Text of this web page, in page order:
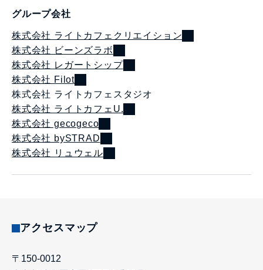
グループ会社
株式会社 ライトカフェクリエイション
株式会社 ビーンズラボ
株式会社 レガートシップ
株式会社 Filot
株式会社 ライトカフェスタジオ
株式会社 ライトカフェU.
株式会社 gecogeco
株式会社 bySTRAD
株式会社 リュウェル
アクセスマップ
〒150-0012